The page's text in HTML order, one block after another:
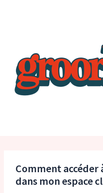
Comment accéder
dans mon espace